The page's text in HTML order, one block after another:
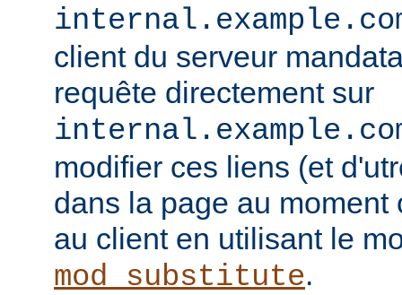
client du serveur
requête directement sur
modifier ces liens (et
dans la page au moment
au client en utilisant le
mod_substitute.